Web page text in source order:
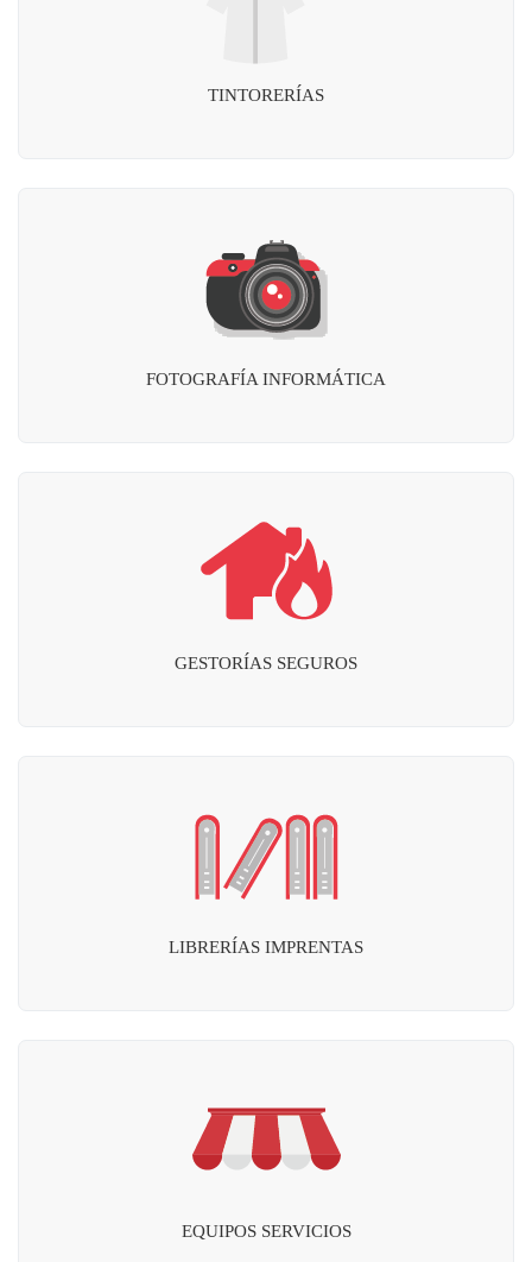
TINTORERÍAS
FOTOGRAFÍA INFORMÁTICA
GESTORÍAS SEGUROS
LIBRERÍAS IMPRENTAS
EQUIPOS SERVICIOS